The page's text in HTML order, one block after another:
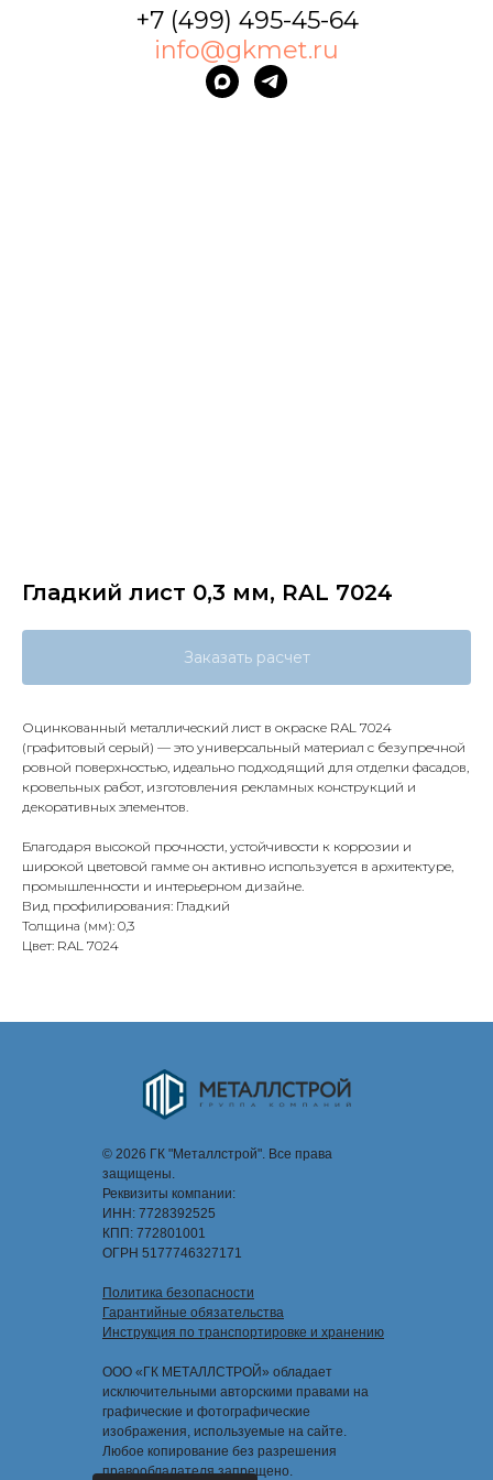
+7 (499) 495-45-64
info@gkmet.ru
Гладкий лист 0,3 мм, RAL 7024
Заказать расчет
Оцинкованный металлический лист в окраске RAL 7024
(графитовый серый) — это универсальный материал с безупречной
ровной поверхностью, идеально подходящий для отделки фасадов,
кровельных работ, изготовления рекламных конструкций и
декоративных элементов.
Благодаря высокой прочности, устойчивости к коррозии и
широкой цветовой гамме он активно используется в архитектуре,
промышленности и интерьерном дизайне.
Вид профилирования: Гладкий
Толщина (мм): 0,3
Цвет: RAL 7024
© 2026 ГК "Металлстрой". Все права
защищены.
Реквизиты компании:
ИНН: 7728392525
КПП: 772801001
ОГРН 5177746327171
Политика безопасности
Гарантийные обязательства
Инструкция по транспортировке и хранению
ООО «ГК МЕТАЛЛСТРОЙ» обладает
исключительными авторскими правами на
графические и фотографические
изображения, используемые на сайте.
Любое копирование без разрешения
правообладателя запрещено.